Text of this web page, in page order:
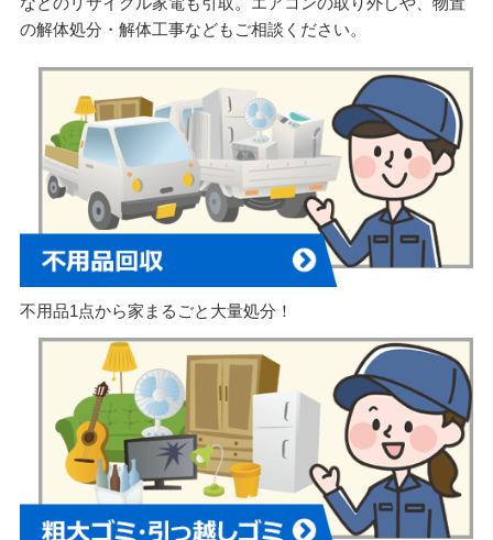
の解体処分・解体工事などもご相談ください。
不用品1点から家まるごと大量処分！